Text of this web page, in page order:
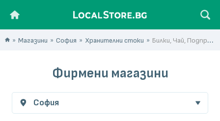
Магазини София Хранителни стоки Билки, Чай, Подправки, Сосове
Фирмени магазини
София